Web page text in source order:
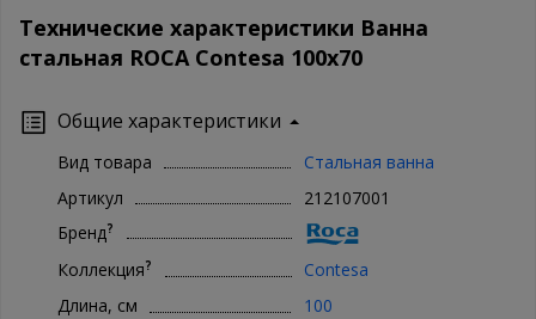
Технические характеристики Ванна
стальная ROCA Contesa 100х70
Общие характеристики
Вид товара
Стальная ванна
Артикул
212107001
Бренд?
Коллекция?
Contesa
Длина, см
100